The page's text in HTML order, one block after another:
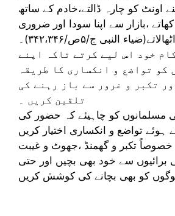
اونٹ کو چارہ ڈالتے،خادم کے ساتھ
کھاتے ،بازار سے اپنا سودا اور ضروری
النبی ج/۵ص/۳۴۲،۳۴۶)۔
خود اس لیے کرتے تاکہ اپنے
کو تواضع و انکساری کا طریقہ
تکبر و غرور سے باز رہنے کی
تلقین کریں ۔
مسلمانوں کو چاہیئے کہ حضور کی
تواضع و انکساری اختیار کریں
خصوصاً تکبر و گھمنڈ ،جھوٹ و غیبت
برائیوں سے خود بھی بچیں اور حتی